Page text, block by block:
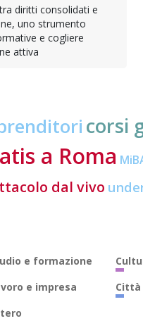
diritti consolidati e
uno strumento
e cogliere
attiva
corsi
a Roma
dal vivo
e formazione
e impresa
Città